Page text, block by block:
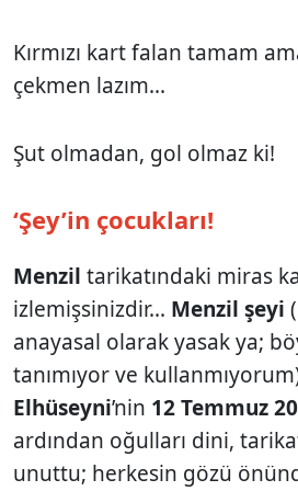
Kırmızı kart falan tamam
çekmen lazım...
Şut olmadan, gol olmaz ki!
‘Şey’in çocukları!
Menzil tarikatındaki miras
izlemişsinizdir... Menzil şeyi
anayasal olarak yasak ya;
tanımıyor ve
Elhüseyni’nin 12 Temmuz
ardından oğulları dini,
unuttu; herkesin gözü